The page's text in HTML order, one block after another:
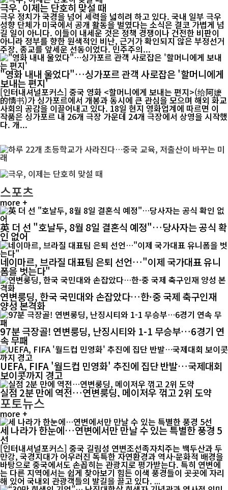
극우, 이제는 단호히 맞설 때
극우 정치가 국경을 넘어 세력을 넓히려 하고 있다. 국내 일부 극우
성향 단체가 미국에서 공개 활동을 벌였다는 소식은 결코 가볍게 넘
길 일이 아니다. 이들이 내세운 것은 정책 경쟁이나 건전한 비판이
아니라 정부를 향한 원색적인 비난, 근거가 확인되지 않은 부정선거
주장, 종교를 앞세운 선동이었다. 민주주의...
"영화 내내 울었다"…싱가포르 관객 사로잡은 '할머니에게
보내는 편지'
[인터내셔널포커스] 중국 영화 <할머니에게 보내는 편지>(给阿嬷
的情书)가 싱가포르에서 개봉과 동시에 큰 관심을 모으며 해외 화교
사회의 공감을 이끌어내고 있다. 18일 현지 영화업계에 따르면 이
작품은 싱가포르 내 26개 극장 가운데 24개 극장에서 상영을 시작했
다. 개...
스포츠
more +
英 더 선 "호날두, 8월 8일 결혼식 예정"…당사자는 공식 확
인 없어
네이마르, 브라질 대표팀 은퇴 선언…"이제 국가대표 유니
폼을 벗는다"
연변룽딩, 한국 국민대와 손잡았다…한·중 국제 축구인재
양성 본격화
97분 극장골! 연변룽딩, 난징시티와 1-1 무승부…6경기 연
속 무패
UEFA, FIFA '월드컵 민영화' 추진에 집단 반발…국제대회
보이콧까지 경고
실점 2분 만에 역전…연변룽딩, 메이저우 꺾고 2위 도약
포토뉴스
more +
세 나라가 한눈에…연변에서만 만날 수 있는 특별한 풍경 5
선
[인터내셔널포커스] 중국 길림성 연변조선족자치주는 백두산과 두
만강, 국경지대가 어우러진 독특한 자연환경과 역사·문화적 배경을
바탕으로 중국에서도 손꼽히는 관광지로 평가받는다. 특히 연변에
는 다른 지역에서는 쉽게 찾아보기 힘든 이색 풍경들이 곳곳에 자리
해 있어 국내외 관광객들의 발길을 끌고 있다. ...